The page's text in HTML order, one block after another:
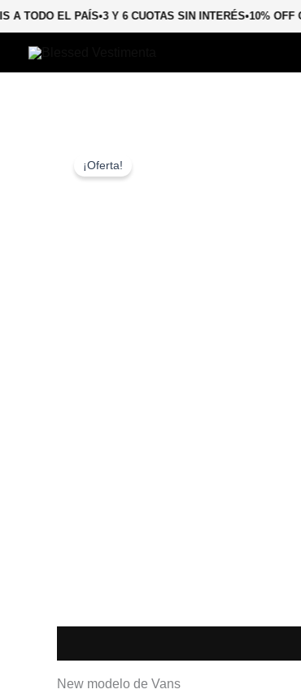
A TODO EL PAÍS• 3 Y 6 CUOTAS SIN INTERÉS•10%
Ir
al
contenido
¡Oferta!
New modelo de Vans